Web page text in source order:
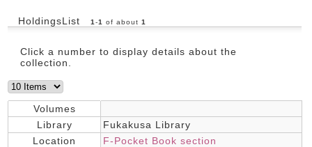
HoldingsList 1 -1 of about 1
Click a number to display details about the
collection.
Volumes
Library
Fukakusa Library
Location
F-Pocket Book section